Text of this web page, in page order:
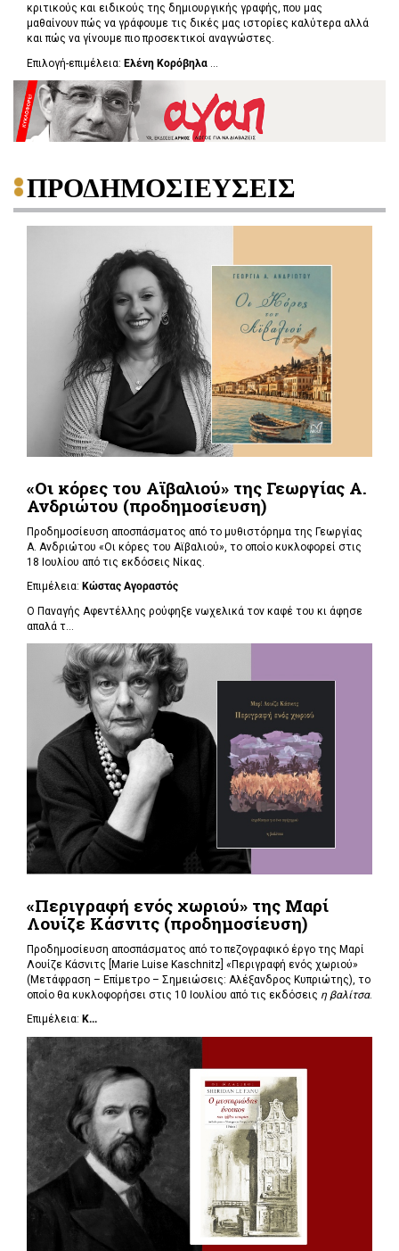
κριτικούς και ειδικούς της δημιουργικής γραφής, που μας
μαθαίνουν πώς να γράφουμε τις δικές μας ιστορίες καλύτερα αλλά
και πώς να γίνουμε πιο προσεκτικοί αναγνώστες.
Επιλογή-επιμέλεια: Ελένη Κορόβηλα
ΠΡΟΔΗΜΟΣΙΕΥΣΕΙΣ
«Οι κόρες του Αϊβαλιού» της Γεωργίας Α.
Ανδριώτου (προδημοσίευση)
Προδημοσίευση αποσπάσματος από το μυθιστόρημα της Γεωργίας
Α. Ανδριώτου «Οι κόρες του Αϊβαλιού», το οποίο κυκλοφορεί στις
18 Ιουλίου από τις εκδόσεις Νίκας.
Επιμέλεια: Κώστας Αγοραστός
Ο Παναγής Αφεντέλλης ρούφηξε νωχελικά τον καφέ του κι άφησε
απαλά τ...
«Περιγραφή ενός χωριού» της Μαρί
Λουίζε Κάσνιτς (προδημοσίευση)
Προδημοσίευση αποσπάσματος από το πεζογραφικό έργο της Μαρί
Λουίζε Κάσνιτς [Marie Luise Kaschnitz] «Περιγραφή ενός χωριού»
(Μετάφραση – Επίμετρο – Σημειώσεις: Αλέξανδρος Κυπριώτης), το
οποίο θα κυκλοφορήσει στις 10 Ιουλίου από τις εκδόσεις η βαλίτσα.
Επιμέλεια: Κ...